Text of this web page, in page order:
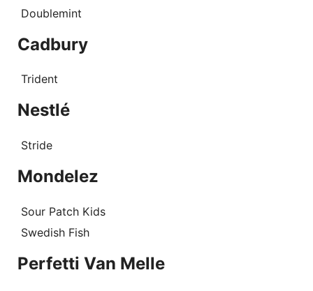
Doublemint
Cadbury
Trident
Nestlé
Stride
Mondelez
Sour Patch Kids
Swedish Fish
Perfetti Van Melle